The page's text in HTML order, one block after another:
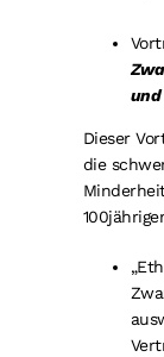
und
Dieser
die